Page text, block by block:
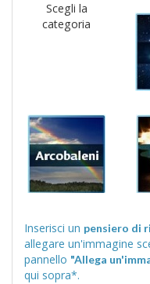
Scegli la
categoria
Inserisci un pensiero di
allegare un'immagine scegliendola tra quelle proposte nel
pannello "Allega
qui sopra*.